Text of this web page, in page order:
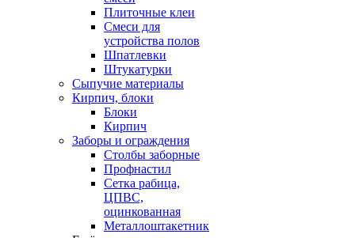
Плиточные клеи
Смеси для
устройства полов
Шпатлевки
Штукатурки
Сыпучие материалы
Кирпич, блоки
Блоки
Кирпич
Заборы и ограждения
Столбы заборные
Профнастил
Сетка рабица,
ЦПВС,
оцинкованная
Металлоштакетник